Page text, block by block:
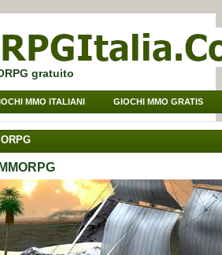
gratuito
MMO ITALIANI GIOCHI MMO GRATIS
GIOCHI MMO PER BAMBINI